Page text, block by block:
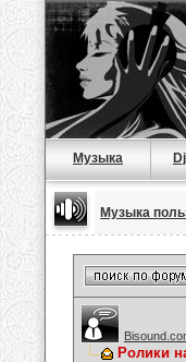
Музыка
Музыка
Ролики